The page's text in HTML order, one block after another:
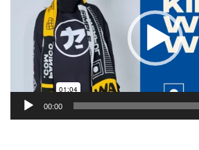
00:00